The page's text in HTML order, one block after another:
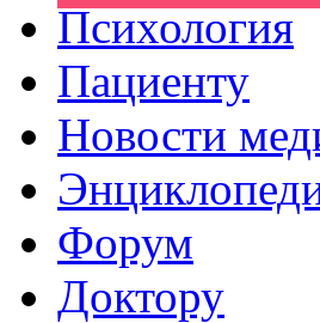
Психология
Пациенту
Новости
Форум
Доктору